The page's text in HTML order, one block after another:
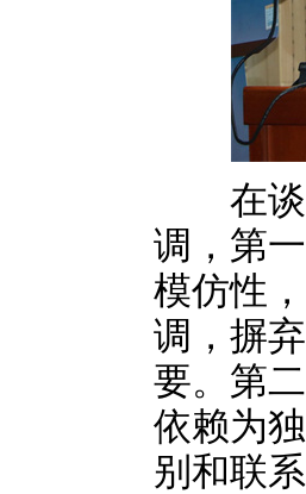
在谈
调，第
模仿性
调，摒
要。第
依赖为
别和联